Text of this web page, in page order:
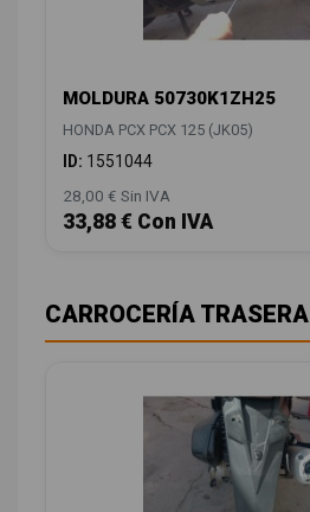
MOLDURA 50730K1ZH25
HONDA PCX PCX 125 (JK05)
ID: 1551044
28,00 € Sin IVA
33,88 € Con IVA
CARROCERÍA TRASERA